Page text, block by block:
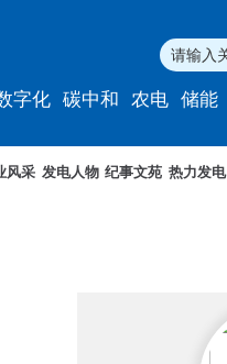
字化 碳中和 农电 储能
风采 发电人物 纪事文苑 热力发电